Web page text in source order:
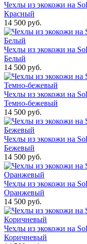
Чехлы из экокожи на
Красный
14 500 руб.
Чехлы из экокожи на
Белый
14 500 руб.
Чехлы из экокожи на
Темно-бежевый
14 500 руб.
Чехлы из экокожи на
Бежевый
14 500 руб.
Чехлы из экокожи на
Оранжевый
14 500 руб.
Чехлы из экокожи на
Коричневый